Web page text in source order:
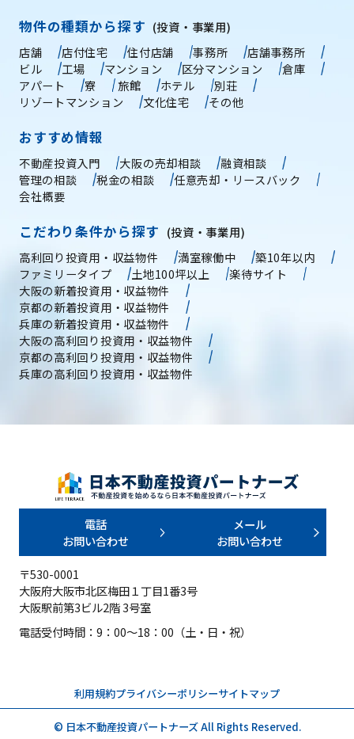
物件の種類から探す (投資・事業用)
店舗
店付住宅 住付店舗 事務所
店舗事務所
ビル
工場 マンション 区分マンション
倉庫
アパート
寮 旅館 ホテル
別荘
リゾートマンション
文化住宅 その他
おすすめ情報
不動産投資入門 大阪の売却相談
融資相談
管理の相談
税金の相談
任意売却・リースバック
会社概要
こだわり条件から探す (投資・事業用)
高利回り投資用・収益物件
満室稼働中
築10年以内
ファミリータイプ
土地100坪以上
楽待サイト
大阪の新着投資用・収益物件
京都の新着投資用・収益物件
兵庫の新着投資用・収益物件
大阪の高利回り投資用・収益物件
京都の高利回り投資用・収益物件
兵庫の高利回り投資用・収益物件
電話
お問い合わせ
メール
お問い合わせ
〒530-0001
大阪府大阪市北区梅田１丁目1番3号
大阪駅前第3ビル2階 3号室
電話受付時間：9：00～18：00（土・日・祝）
利用規約プライバシーポリシーサイトマップ
© 日本不動産投資パートナーズ All Rights Reserved.